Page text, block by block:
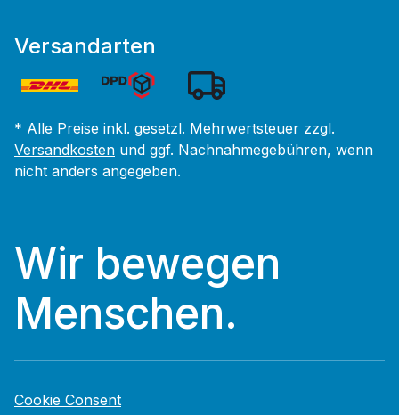
Versandarten
* Alle Preise inkl. gesetzl. Mehrwertsteuer zzgl.
Versandkosten und ggf. Nachnahmegebühren, wenn
nicht anders angegeben.
Wir bewegen
Menschen.
Cookie Consent